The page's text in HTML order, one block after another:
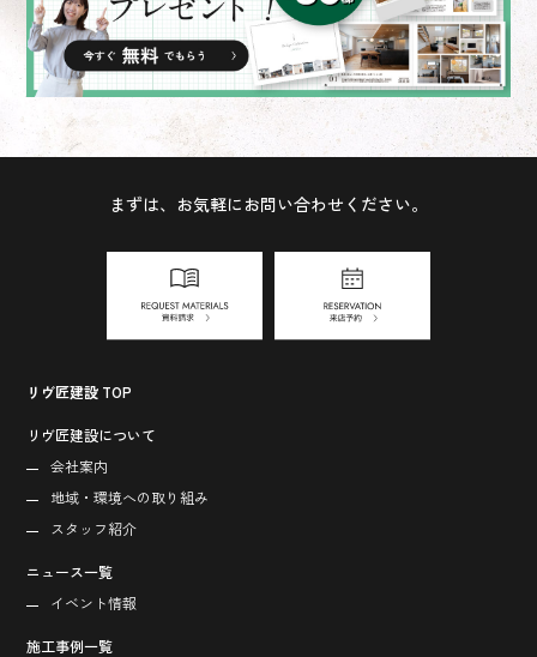
まずは、お気軽にお問い合わせください。
リヴ匠建設 TOP
リヴ匠建設について
会社案内
地域・環境への取り組み
スタッフ紹介
ニュース一覧
イベント情報
施工事例一覧